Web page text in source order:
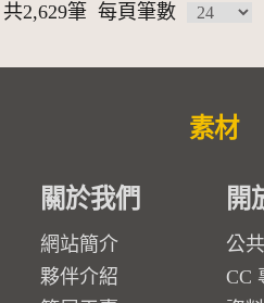
共2,629筆 每頁筆數
素材
關於我們
網站簡介
夥伴介紹
開
公
CC